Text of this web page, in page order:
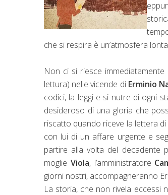
che si respira è un’atmosfera
Non ci si riesce
lettura) nelle vicende di Erminio
codici, la leggi e si nutre di ogni
desideroso di una gloria che
riscatto quando riceve la lettera
con lui di un affare urgente e
partire alla volta del decadente
moglie Viola, l’amministratore
giorni nostri, accompagneranno
La storia, che non rivela eccessi